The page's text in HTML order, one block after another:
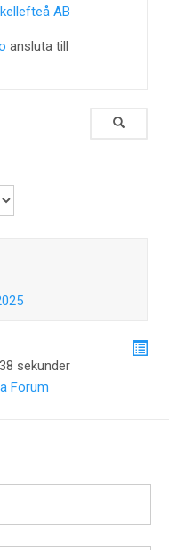
AB
ansluta till
sekunder
Forum